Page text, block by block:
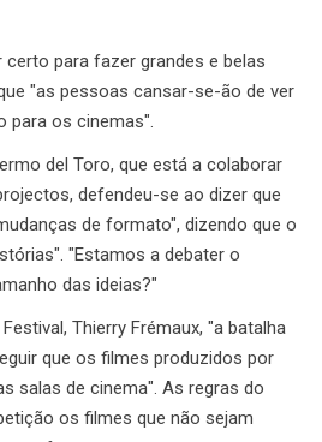
certo para fazer grandes e belas
"as pessoas cansar-se-ão de ver
para os cinemas".
del Toro, que está a colaborar
defendeu-se ao dizer que
de formato", dizendo que o
"Estamos a debater o
das ideias?"
Thierry Frémaux, "a batalha
que os filmes produzidos por
salas de cinema". As regras do
os filmes que não sejam